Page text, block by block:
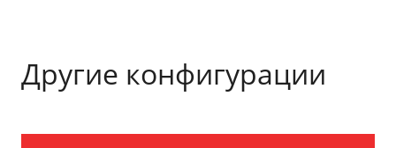
Другие конфигурации